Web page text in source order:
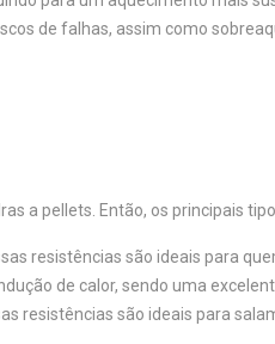
de falhas, assim como
a pellets. Então, os principais
resistências são ideais para
de calor, sendo uma
resistências são ideais para